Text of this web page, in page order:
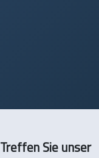
Treffen Sie unser